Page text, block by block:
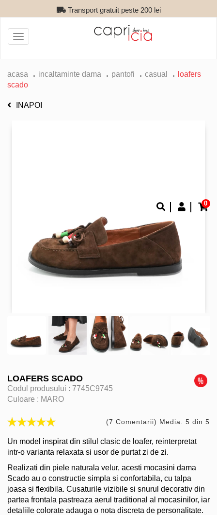
Transport gratuit peste 200 lei
0
Toggle
navigation
acasa incaltaminte dama pantofi casual
loafers
scado
INAPOI
LOAFERS SCADO
Codul produsului : 7745C9745
Culoare : MARO
(7 Comentarii) Media: 5 din 5
Un model inspirat din stilul clasic de loafer, reinterpretat
intr-o varianta relaxata si usor de purtat zi de zi.
Realizati din piele naturala velur, acesti mocasini dama
Scado au o constructie simpla si confortabila, cu talpa
joasa si flexibila. Cusaturile vizibile si snurul decorativ din
partea frontala pastreaza aerul traditional al mocasinilor, iar
detaliile colorate adauga o nota discreta de personalitate.